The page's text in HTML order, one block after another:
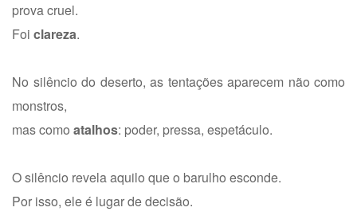
prova cruel.
Foi clareza.
No silêncio do deserto, as tentações aparecem não como
monstros,
mas como atalhos: poder, pressa, espetáculo.
O silêncio revela aquilo que o barulho esconde.
Por isso, ele é lugar de decisão.